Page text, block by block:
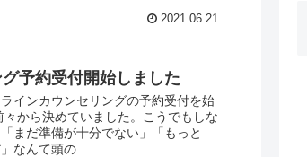
2021.06.21
予約受付開始しました
インカウンセリングの予約受付を始
から決めていました。こうでもしな
まだ準備が十分でない」「もっと
なんて頭の...